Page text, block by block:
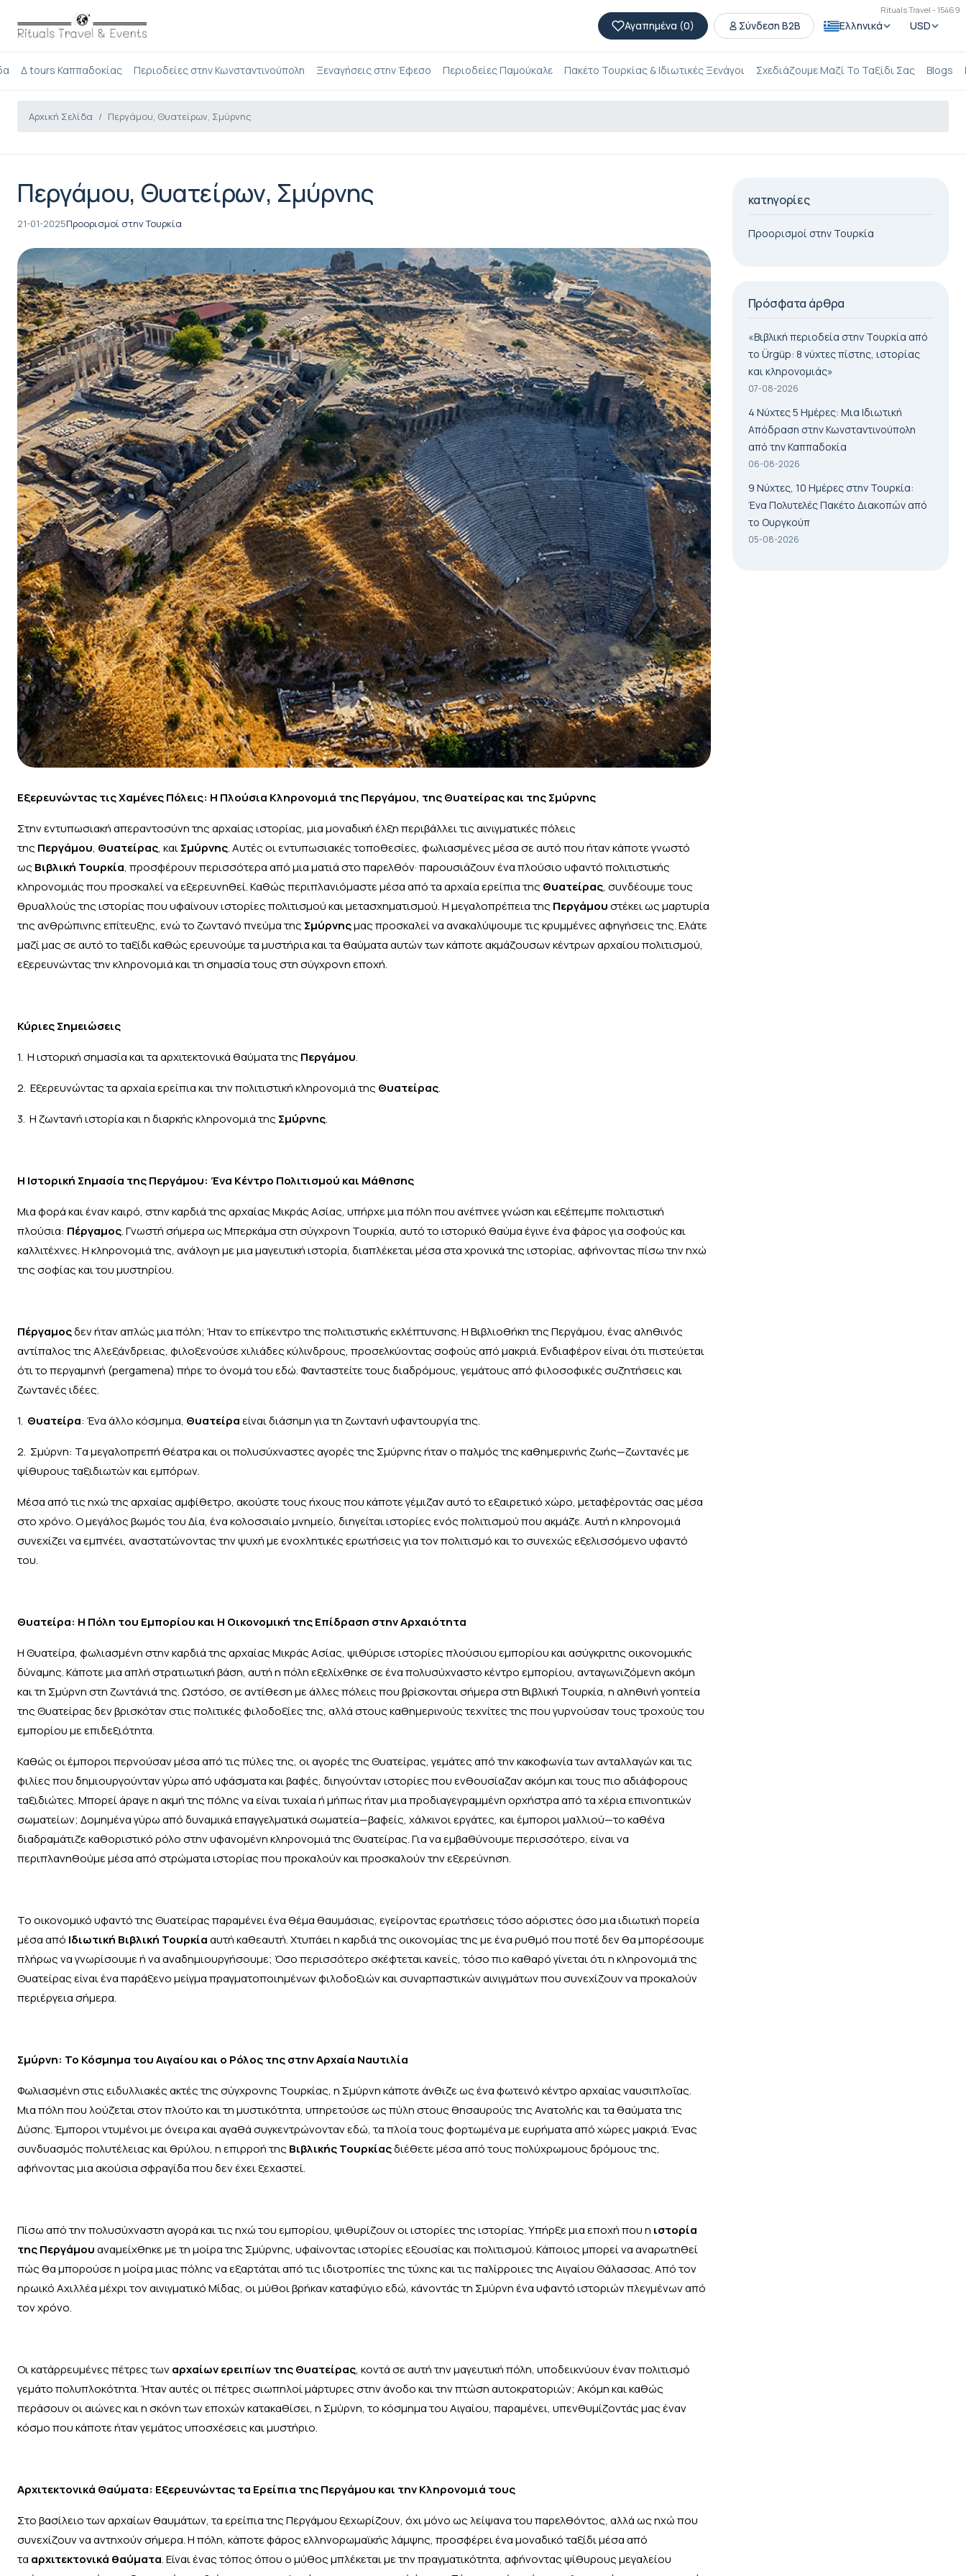
Rituals Travel - 15469
Αγαπημένα (0) Σύνδεση B2B Ελληνικά USD
Δ tours Καππαδοκίας Περιοδείες στην Κωνσταντινούπολη Ξεναγήσεις στην Έφεσο Περιοδείες Παμούκαλε Πακέτο Τουρκίας & Ιδιωτικές Ξενάγοι Σχεδιάζουμε Μαζί Το Ταξίδι Σας Blogs
Αρχική Σελίδα Περγάμου, Θυατείρων, Σμύρνης
Περγάμου, Θυατείρων, Σμύρνης
21-01-2025Προορισμοί στην Τουρκία
Εξερευνώντας τις Χαμένες Πόλεις: Η Πλούσια Κληρονομιά της Περγάμου, της Θυατείρας και της Σμύρνης
Στην εντυπωσιακή απεραντοσύνη της αρχαίας ιστορίας, μια μοναδική έλξη περιβάλλει τις αινιγματικές πόλεις
της Περγάμου, Θυατείρας, καιΣμύρνης. Αυτές οι εντυπωσιακές τοποθεσίες, φωλιασμένες μέσα σε αυτό που ήταν κάποτε γνωστό
ως Βιβλική Τουρκία, προσφέρουν περισσότερα από μια ματιά στο παρελθόν· παρουσιάζουν ένα πλούσιο υφαντό πολιτιστικής
κληρονομιάς που προσκαλεί να εξερευνηθεί. Καθώς περιπλανιόμαστε μέσα από τα αρχαία ερείπια της Θυατείρας, συνδέουμε τους
θρυαλλούς της ιστορίας που υφαίνουν ιστορίες πολιτισμού και μετασχηματισμού. Η μεγαλοπρέπεια της Περγάμουστέκει ως μαρτυρία
της ανθρώπινης επίτευξης, ενώ το ζωντανό πνεύμα της Σμύρνηςμας προσκαλεί να ανακαλύψουμε τις κρυμμένες αφηγήσεις της. Ελάτε
μαζί μας σε αυτό το ταξίδι καθώς ερευνούμε τα μυστήρια και τα θαύματα αυτών των κάποτε ακμάζουσων κέντρων αρχαίου πολιτισμού,
εξερευνώντας την κληρονομιά και τη σημασία τους στη σύγχρονη εποχή.
Κύριες Σημειώσεις
1. Η ιστορική σημασία και τα αρχιτεκτονικά θαύματα της Περγάμου.
2. Εξερευνώντας τα αρχαία ερείπια και την πολιτιστική κληρονομιά της Θυατείρας.
3. Η ζωντανή ιστορία και η διαρκής κληρονομιά της Σμύρνης.
Η Ιστορική Σημασία της Περγάμου: Ένα Κέντρο Πολιτισμού και Μάθησης
Μια φορά και έναν καιρό, στην καρδιά της αρχαίας Μικράς Ασίας, υπήρχε μια πόλη που ανέπνεε γνώση και εξέπεμπε πολιτιστική
πλούσια: Πέργαμος. Γνωστή σήμερα ως Μπερκάμα στη σύγχρονη Τουρκία, αυτό το ιστορικό θαύμα έγινε ένα φάρος για σοφούς και
καλλιτέχνες. Η κληρονομιά της, ανάλογη με μια μαγευτική ιστορία, διαπλέκεται μέσα στα χρονικά της ιστορίας, αφήνοντας πίσω την ηχώ
της σοφίας και του μυστηρίου.
Πέργαμοςδεν ήταν απλώς μια πόλη; Ήταν το επίκεντρο της πολιτιστικής εκλέπτυνσης. Η Βιβλιοθήκη της Περγάμου, ένας αληθινός
αντίπαλος της Αλεξάνδρειας, φιλοξενούσε χιλιάδες κύλινδρους, προσελκύοντας σοφούς από μακριά. Ενδιαφέρον είναι ότι πιστεύεται
ότι το περγαμηνή (pergamena) πήρε το όνομά του εδώ. Φανταστείτε τους διαδρόμους, γεμάτους από φιλοσοφικές συζητήσεις και
ζωντανές ιδέες.
1. Θυατείρα: Ένα άλλο κόσμημα, Θυατείραείναι διάσημη για τη ζωντανή υφαντουργία της.
2. Σμύρνη: Τα μεγαλοπρεπή θέατρα και οι πολυσύχναστες αγορές της Σμύρνης ήταν ο παλμός της καθημερινής ζωής—ζωντανές με
ψίθυρους ταξιδιωτών και εμπόρων.
Μέσα από τις ηχώ της αρχαίας αμφίθετρο, ακούστε τους ήχους που κάποτε γέμιζαν αυτό το εξαιρετικό χώρο, μεταφέροντάς σας μέσα
στο χρόνο. Ο μεγάλος βωμός του Δία, ένα κολοσσιαίο μνημείο, διηγείται ιστορίες ενός πολιτισμού που ακμάζε. Αυτή η κληρονομιά
συνεχίζει να εμπνέει, αναστατώνοντας την ψυχή με ενοχλητικές ερωτήσεις για τον πολιτισμό και το συνεχώς εξελισσόμενο υφαντό
του.
Θυατείρα: Η Πόλη του Εμπορίου και Η Οικονομική της Επίδραση στην Αρχαιότητα
Η Θυατείρα, φωλιασμένη στην καρδιά της αρχαίας Μικράς Ασίας, ψιθύρισε ιστορίες πλούσιου εμπορίου και ασύγκριτης οικονομικής
δύναμης. Κάποτε μια απλή στρατιωτική βάση, αυτή η πόλη εξελίχθηκε σε ένα πολυσύχναστο κέντρο εμπορίου, ανταγωνιζόμενη ακόμη
και τη Σμύρνη στη ζωντάνιά της. Ωστόσο, σε αντίθεση με άλλες πόλεις που βρίσκονται σήμερα στη Βιβλική Τουρκία, η αληθινή γοητεία
της Θυατείρας δεν βρισκόταν στις πολιτικές φιλοδοξίες της, αλλά στους καθημερινούς τεχνίτες της που γυρνούσαν τους τροχούς του
εμπορίου με επιδεξιότητα.
Καθώς οι έμποροι περνούσαν μέσα από τις πύλες της, οι αγορές της Θυατείρας, γεμάτες από την κακοφωνία των ανταλλαγών και τις
φιλίες που δημιουργούνταν γύρω από υφάσματα και βαφές, διηγούνταν ιστορίες που ενθουσίαζαν ακόμη και τους πιο αδιάφορους
ταξιδιώτες. Μπορεί άραγε η ακμή της πόλης να είναι τυχαία ή μήπως ήταν μια προδιαγεγραμμένη ορχήστρα από τα χέρια επινοητικών
σωματείων; Δομημένα γύρω από δυναμικά επαγγελματικά σωματεία—βαφείς, χάλκινοι εργάτες, και έμποροι μαλλιού—το καθένα
διαδραμάτιζε καθοριστικό ρόλο στην υφανομένη κληρονομιά της Θυατείρας. Για να εμβαθύνουμε περισσότερο, είναι να
περιπλανηθούμε μέσα από στρώματα ιστορίας που προκαλούν και προσκαλούν την εξερεύνηση.
Το οικονομικό υφαντό της Θυατείρας παραμένει ένα θέμα θαυμάσιας, εγείροντας ερωτήσεις τόσο αόριστες όσο μια ιδιωτική πορεία
μέσα από Ιδιωτική Βιβλική Τουρκίααυτή καθεαυτή. Χτυπάει η καρδιά της οικονομίας της με ένα ρυθμό που ποτέ δεν θα μπορέσουμε
πλήρως να γνωρίσουμε ή να αναδημιουργήσουμε; Όσο περισσότερο σκέφτεται κανείς, τόσο πιο καθαρό γίνεται ότι η κληρονομιά της
Θυατείρας είναι ένα παράξενο μείγμα πραγματοποιημένων φιλοδοξιών και συναρπαστικών αινιγμάτων που συνεχίζουν να προκαλούν
περιέργεια σήμερα.
Σμύρνη: Το Κόσμημα του Αιγαίου και ο Ρόλος της στην Αρχαία Ναυτιλία
Φωλιασμένη στις ειδυλλιακές ακτές της σύγχρονης Τουρκίας, η Σμύρνη κάποτε άνθιζε ως ένα φωτεινό κέντρο αρχαίας ναυσιπλοΐας.
Μια πόλη που λούζεται στον πλούτο και τη μυστικότητα, υπηρετούσε ως πύλη στους θησαυρούς της Ανατολής και τα θαύματα της
Δύσης. Έμποροι ντυμένοι με όνειρα και αγαθά συγκεντρώνονταν εδώ, τα πλοία τους φορτωμένα με ευρήματα από χώρες μακριά. Ένας
συνδυασμός πολυτέλειας και θρύλου, η επιρροή της Βιβλικής Τουρκίαςδιέθετε μέσα από τους πολύχρωμους δρόμους της,
αφήνοντας μια ακούσια σφραγίδα που δεν έχει ξεχαστεί.
Πίσω από την πολυσύχναστη αγορά και τις ηχώ του εμπορίου, ψιθυρίζουν οι ιστορίες της ιστορίας. Υπήρξε μια εποχή που η ιστορία
της Περγάμουαναμείχθηκε με τη μοίρα της Σμύρνης, υφαίνοντας ιστορίες εξουσίας και πολιτισμού. Κάποιος μπορεί να αναρωτηθεί
πώς θα μπορούσε η μοίρα μιας πόλης να εξαρτάται από τις ιδιοτροπίες της τύχης και τις παλίρροιες της Αιγαίου Θάλασσας. Από τον
ηρωικό Αχιλλέα μέχρι τον αινιγματικό Μίδας, οι μύθοι βρήκαν καταφύγιο εδώ, κάνοντάς τη Σμύρνη ένα υφαντό ιστοριών πλεγμένων από
τον χρόνο.
Οι κατάρρευμένες πέτρες τωναρχαίων ερειπίων της Θυατείρας, κοντά σε αυτή την μαγευτική πόλη, υποδεικνύουν έναν πολιτισμό
γεμάτο πολυπλοκότητα. Ήταν αυτές οι πέτρες σιωπηλοί μάρτυρες στην άνοδο και την πτώση αυτοκρατοριών; Ακόμη και καθώς
περάσουν οι αιώνες και η σκόνη των εποχών κατακαθίσει, η Σμύρνη, το κόσμημα του Αιγαίου, παραμένει, υπενθυμίζοντάς μας έναν
κόσμο που κάποτε ήταν γεμάτος υποσχέσεις και μυστήριο.
Αρχιτεκτονικά Θαύματα: Εξερευνώντας τα Ερείπια της Περγάμου και την Κληρονομιά τους
Στο βασίλειο των αρχαίων θαυμάτων, τα ερείπια της Περγάμου ξεχωρίζουν, όχι μόνο ως λείψανα του παρελθόντος, αλλά ως ηχώ που
συνεχίζουν να αντηχούν σήμερα. Η πόλη, κάποτε φάρος ελληνορωμαϊκής λάμψης, προσφέρει ένα μοναδικό ταξίδι μέσα από
τα αρχιτεκτονικά θαύματα. Είναι ένας τόπος όπου ο μύθος μπλέκεται με την πραγματικότητα, αφήνοντας ψίθυρους μεγαλείου
κατηγορίες
Προορισμοί στην Τουρκία
Πρόσφατα άρθρα
«Βιβλική περιοδεία στην Τουρκία από
το Ürgüp: 8 νύχτες πίστης, ιστορίας
και κληρονομιάς»
07-08-2026
4 Νύχτες 5 Ημέρες: Μια Ιδιωτική
Απόδραση στην Κωνσταντινούπολη
από την Καππαδοκία
06-08-2026
9 Νύχτες, 10 Ημέρες στην Τουρκία:
Ένα Πολυτελές Πακέτο Διακοπών από
το Ουργκούπ
05-08-2026